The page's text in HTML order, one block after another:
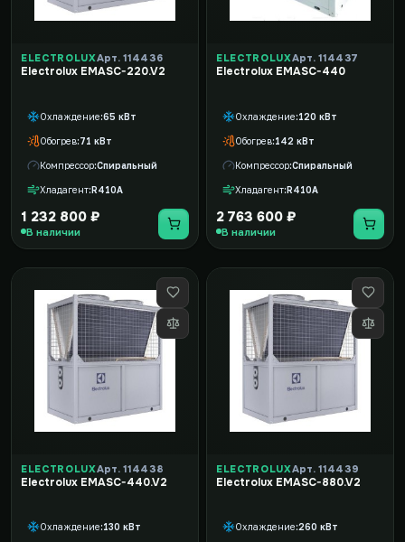
ELECTROLUXАрт. 114436
Electrolux EMASC-220.V2
Охлаждение 65 кВт
Обогрев 71 кВт
Компрессор Спиральный
Хладагент R410A
1 232 800 ₽
В наличии
ELECTROLUXАрт. 114437
Electrolux EMASC-440
Охлаждение 120 кВт
Обогрев 142 кВт
Компрессор Спиральный
Хладагент R410A
2 763 600 ₽
В наличии
ELECTROLUXАрт. 114438
Electrolux EMASC-440.V2
Охлаждение 130 кВт
ELECTROLUXАрт. 114439
Electrolux EMASC-880.V2
Охлаждение 260 кВт